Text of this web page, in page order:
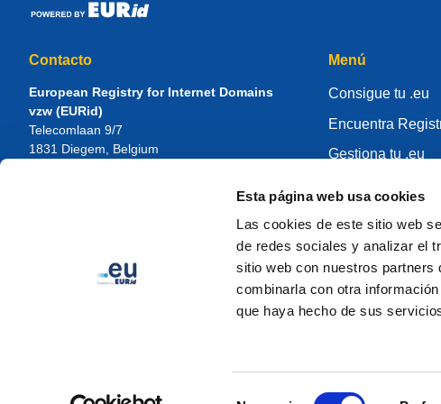
Esta página web usa cookies
Las cookies de este sitio web
de redes sociales y analizar el
sitio web con nuestros partners
combinarla con otra
que haya hecho de sus
Contacto
European Registry for Internet Domains
vzw (EURid)
Telecomlaan 9/7
1831 Diegem , Belgium
Menú
Consigue tu .eu
Encuentra
Gestiona tu .eu
Cómo ser